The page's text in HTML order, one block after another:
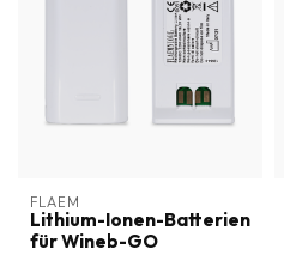
FLAEM
Lithium-Ionen-Batterien
für Wineb-GO